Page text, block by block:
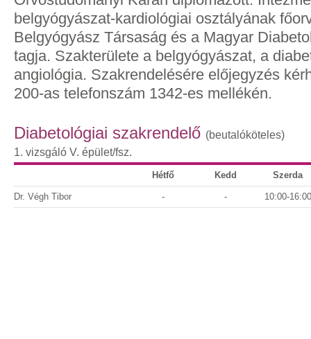
belgyógyászat-kardiológiai osztályának
Belgyógyász Társaság és a Magyar
tagja. Szakterülete a belgyógyászat, a
angiológia. Szakrendelésére előjegyzés
200-as telefonszám 1342-es mellékén.
Diabetológiai szakrendelő (beutalóköteles)
1. vizsgáló V. épület/fsz.
Hétfő Kedd Szerda
Dr. Végh Tibor - - 10:00-16:00